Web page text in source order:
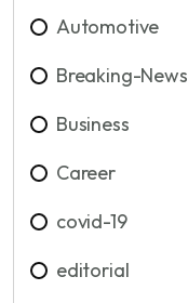
Automotive
Breaking-News
Business
Career
covid-19
editorial